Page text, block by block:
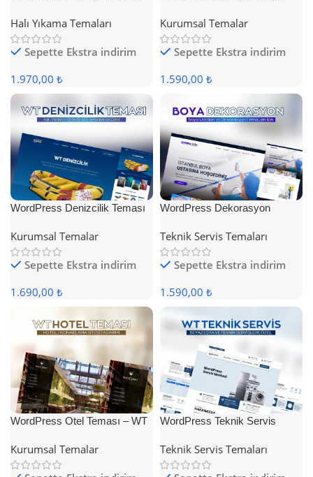
Halı Yıkama Temaları
Sepette Ekstra indirim
1.970,00 ₺
Kurumsal Temalar
Sepette Ekstra indirim
1.590,00 ₺
WordPress Denizcilik Teması
Kurumsal Temalar
Sepette Ekstra indirim
1.690,00 ₺
WordPress Dekorasyon
Teknik Servis Temaları
Sepette Ekstra indirim
1.590,00 ₺
WordPress Otel Teması – WT
Kurumsal Temalar
WordPress Teknik Servis
Teknik Servis Temaları